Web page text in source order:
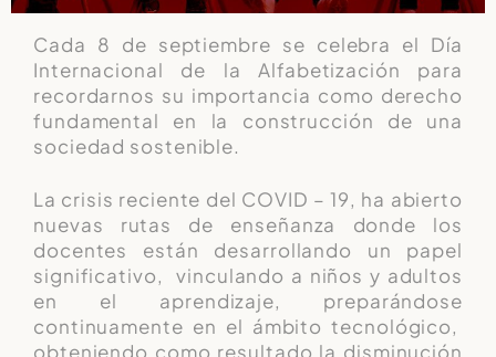
Cada 8 de septiembre se celebra el Día
Internacional de la Alfabetización para
recordarnos su importancia como derecho
fundamental en la construcción de una
sociedad sostenible.
La crisis reciente del COVID – 19, ha abierto
nuevas rutas de enseñanza donde los
docentes están desarrollando un papel
significativo, vinculando a niños y adultos
en el aprendizaje, preparándose
continuamente en el ámbito tecnológico,
obteniendo como resultado la disminución